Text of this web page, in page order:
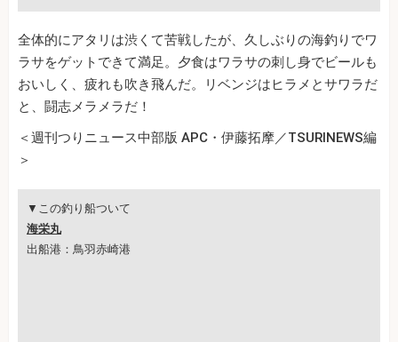
全体的にアタリは渋くて苦戦したが、久しぶりの海釣りでワ
ラサをゲットできて満足。夕食はワラサの刺し身でビールも
おいしく、疲れも吹き飛んだ。リベンジはヒラメとサワラだ
と、闘志メラメラだ！
＜週刊つりニュース中部版 APC・伊藤拓摩／TSURINEWS編
＞
▼この釣り船ついて
海栄丸
出船港：鳥羽赤崎港